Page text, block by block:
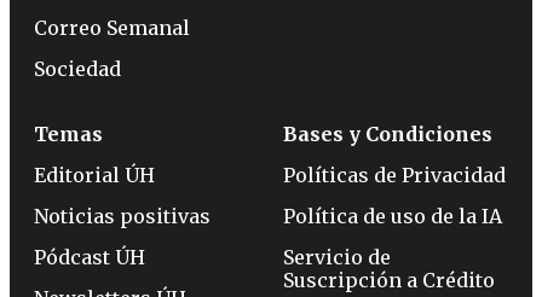
Correo Semanal
Sociedad
Temas
Editorial ÚH
Noticias positivas
Pódcast ÚH
Bases y Condiciones
Políticas de Privacidad
Política de uso de la IA
Servicio de
Suscripción a Crédito